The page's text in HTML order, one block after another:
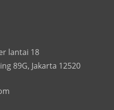
lantai 18
89G, Jakarta 12520